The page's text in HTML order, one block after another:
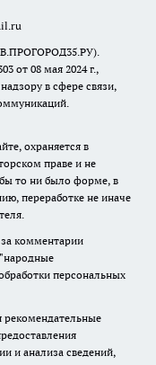
от 08 мая 2024 г.,
в сфере связи,
охраняется в
праве и не
то ни было форме, в
переработке не иначе
за комментарии
персональных
и анализа сведений,